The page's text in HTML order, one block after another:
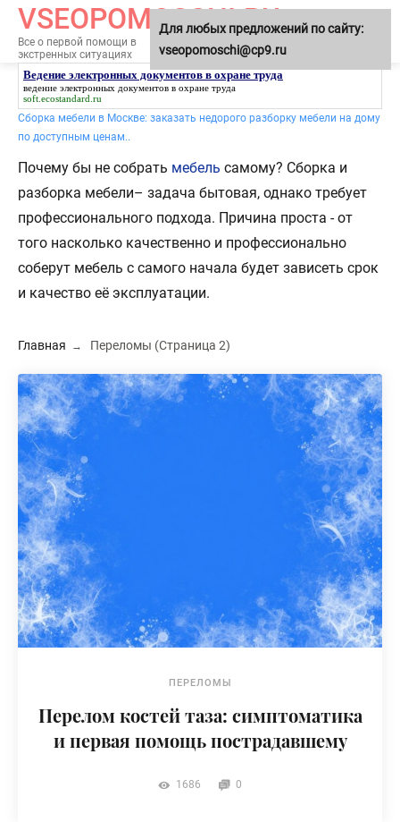
VSEOPOMOSCHI.RU
Все о первой помощи в
экстренных ситуациях
МЕНЮ
Ведение электронных документов в охране труда
ведение электронных документов в охране труда
soft.ecostandard.ru
Сборка мебели в Москве: заказать недорого разборку мебели на дому
по доступным ценам..
Почему бы не собрать мебель самому? Сборка и
разборка мебели– задача бытовая, однако требует
профессионального подхода. Причина проста - от
того насколько качественно и профессионально
соберут мебель с самого начала будет зависеть срок
и качество её эксплуатации.
Главная Переломы (Страница 2)
ПЕРЕЛОМЫ
Перелом костей таза: симптоматика
и первая помощь пострадавшему
1686 0
Для любых предложений по сайту:
vseopomoschi@cp9.ru